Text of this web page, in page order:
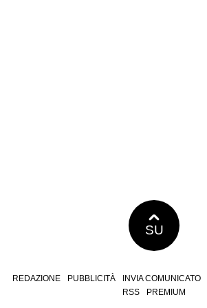
SU
REDAZIONE PUBBLICITÀ INVIA COMUNICATO
RSS
PREMIUM